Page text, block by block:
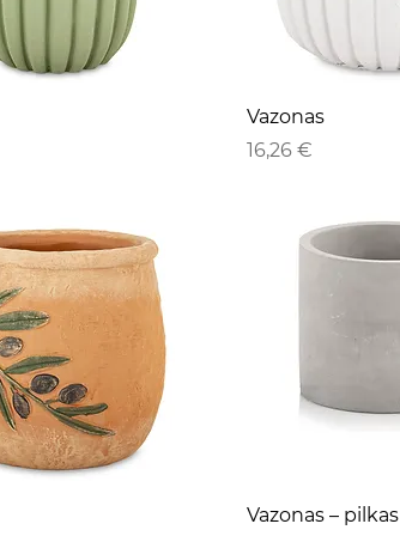
Vazonas
Kaina
16,26 €
Vazonas – pilkas